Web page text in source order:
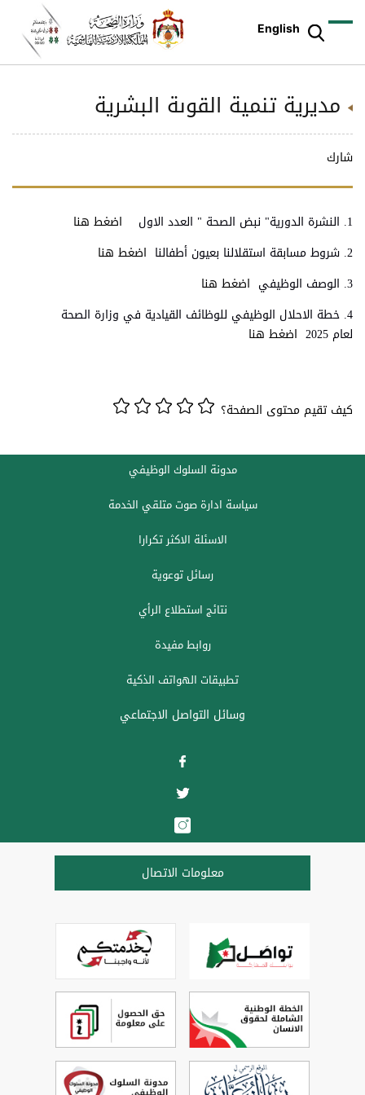
English
مديرية تنمية القوىة البشرية
شارك
1. النشرة الدورية" نبض الصحة " العدد الاول
اضغط هنا
2. شروط مسابقة استقلالنا بعيون أطفالنا
اضغط هنا
3. الوصف الوظيفي
اضغط هنا
4. خطة الاحلال الوظيفي للوظائف القيادية في وزارة الصحة
لعام 2025
اضغط هنا
كيف تقيم محتوى الصفحة؟
مدونة السلوك الوظيفي
سياسة ادارة صوت متلقي الخدمة
الاسئلة الاكثر تكرارا
رسائل توعوية
نتائج استطلاع الرأي
روابط مفيدة
تطبيقات الهواتف الذكية
وسائل التواصل الاجتماعي
معلومات الاتصال